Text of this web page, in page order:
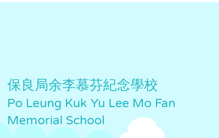
保良局余李慕芬紀念學校
Po Leung Kuk Yu Lee Mo Fan
Memorial School